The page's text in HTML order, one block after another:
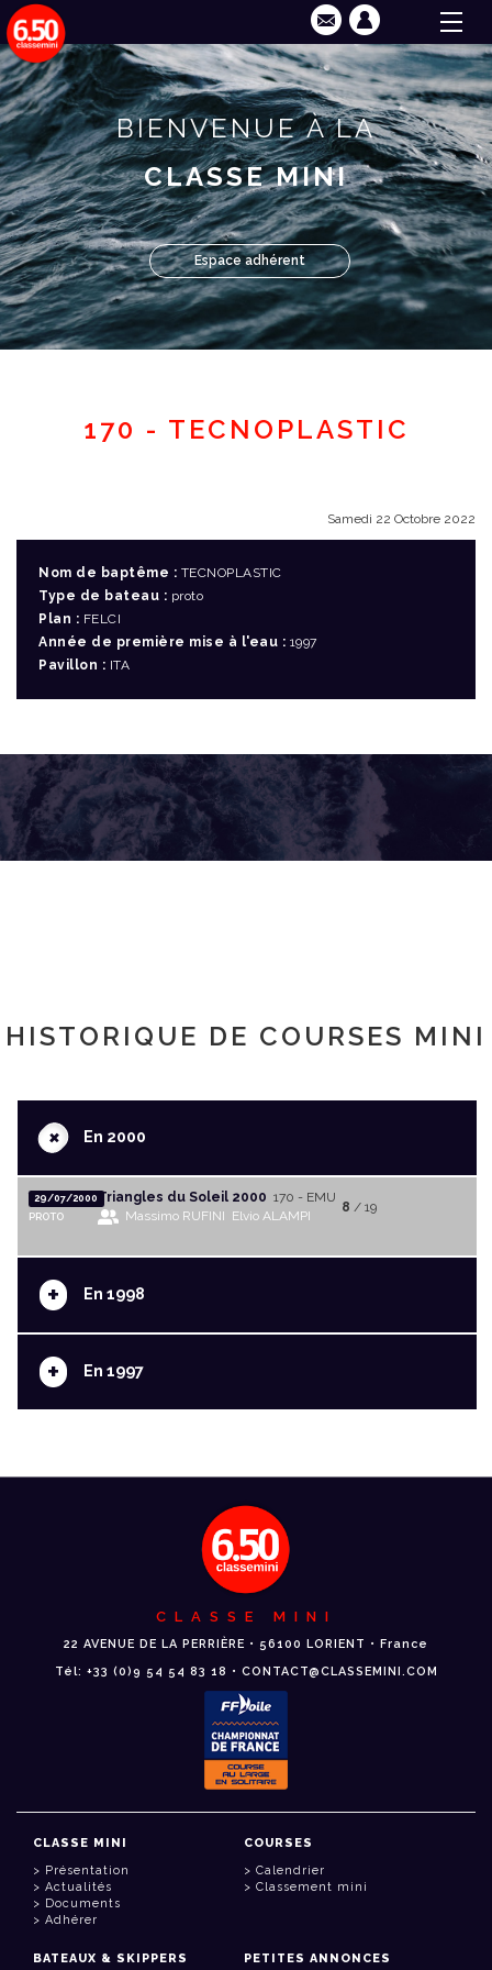
BIENVENUE À LA
CLASSE MINI
Espace adhérent
170 - TECNOPLASTIC
Samedi 22 Octobre 2022
Nom de baptême : TECNOPLASTIC
Type de bateau : proto
Plan : FELCI
Année de première mise à l'eau : 1997
Pavillon : ITA
HISTORIQUE DE COURSES MINI
+En 2000
29/07/2000
PROTO
Triangles du Soleil 2000 170 - EMU
Massimo RUFINI Elvio ALAMPI
8 / 19
+ En 1998
+ En 1997
CLASSE MINI
22 AVENUE DE LA PERRIÈRE • 56100 LORIENT • France
Tél: +33 (0)9 54 54 83 18 • CONTACT@CLASSEMINI.COM
CLASSE MINI
Présentation
Actualités
Documents
Adhérer
COURSES
Calendrier
Classement mini
BATEAUX & SKIPPERS PETITES ANNONCES